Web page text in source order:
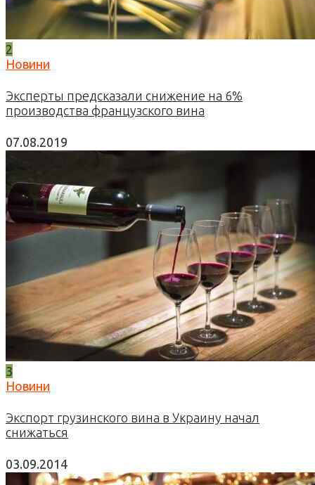
2
Новини
Эксперты предсказали снижение на 6%
производства французского вина
07.08.2019
3
Новини
Экспорт грузинского вина в Украину начал
снижаться
03.09.2014